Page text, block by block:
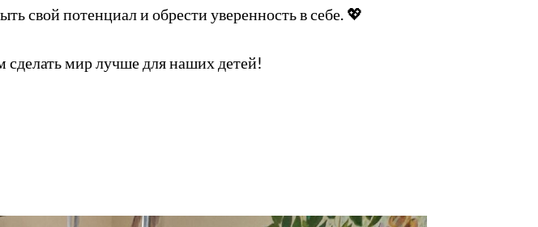
свой потенциал и обрести уверенность в себе. 💖
мир лучше для наших детей!